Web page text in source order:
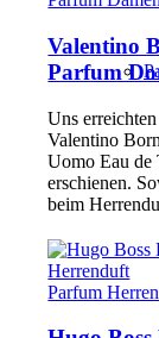
Valentino
Parfum
Uns
Valentino
Uomo Eau de
erschienen.
beim
Parfum Herren